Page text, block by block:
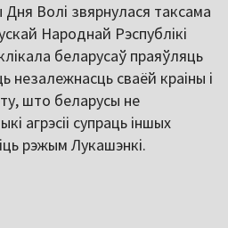
Волі звярнулася таксама
Народнай Рэспублікі
беларусаў праяўляць
незалежнасць сваёй краіны і
што беларусы не
агрэсіі супраць іншых
рэжым Лукашэнкі.